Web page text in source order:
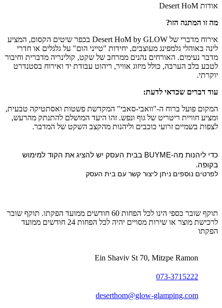
אודות Desert HoM
מה זו המתנה הזו?
אירוח מדברי של Desert HoM by GLOW בכפר שיטים הקסום, המציע
לינה באוהלי גלמפינג מעוצבים, יחידות "טייני הום" על גלגלים או חדרי
מדבר נעימים. האורחים נהנים ממרחב של שקט, קולינריה מדברית וחיבור
לטבע בלב הערבה, כולל מיזוג אוויר, ריהוט עבודת יד ואירוח בסטנדרט
יוקרתי.
עוד דברים שכדאי לדעת:
המקום פועל ברוח ה-"וואבי-סאבי" המקדשת פשטות ואסתטיקה טבעית,
ומציע חוויית ריטריט של גוף ונפש. זהו היעד המושלם להתנתק מהרעש,
לצפות בשמיים זרועי כוכבים וליהנות מהקצב השקט של המדבר.
בקופה.
לפרטים נוספים ניתן ליצור קשר עם בית העסק
תוקף שובר כספי הינו לכל הפחות 60 חודשים ממועד הפקתו. תוקף שובר
לרכישת מוצר או שירות מסויים יהיה לכל הפחות 24 חודשים ממועד
הפקתו
Ein Shaviv St 70, Mitzpe Ramon
073-3715222
deserthom@glow-glamping.com